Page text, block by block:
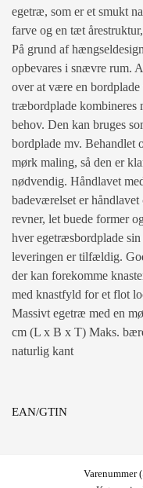
egetræ, som er et smukt
farve og en tæt
På grund af
opbevares i snævre rum.
over at være en
træbordplade kombineres
behov. Den kan bruges
bordplade mv. Behandlet
mørk maling, så den er
nødvendig. Håndlavet
badeværelset er
revner, let buede former
hver egetræsbordplade
leveringen er tilfældig.
der kan forekomme
med knastfyld for et flot
Massivt egetræ med en
cm (L x B x T) Maks.
naturlig kant
EAN/GTIN
Varenummer